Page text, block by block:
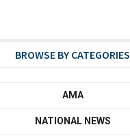
BROWSE BY CATEGORIES
AMA
NATIONAL NEWS